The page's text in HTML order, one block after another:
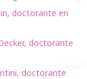
doctorante en
doctorante
doctorante